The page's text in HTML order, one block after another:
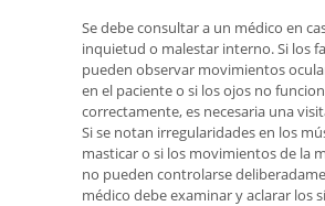
Se debe consultar a un médico en
inquietud o malestar interno. Si los
pueden observar movimientos
en el paciente o si los ojos no
correctamente, es necesaria una
Si se notan irregularidades en los
masticar o si los movimientos de la
no pueden controlarse
médico debe examinar y aclarar los